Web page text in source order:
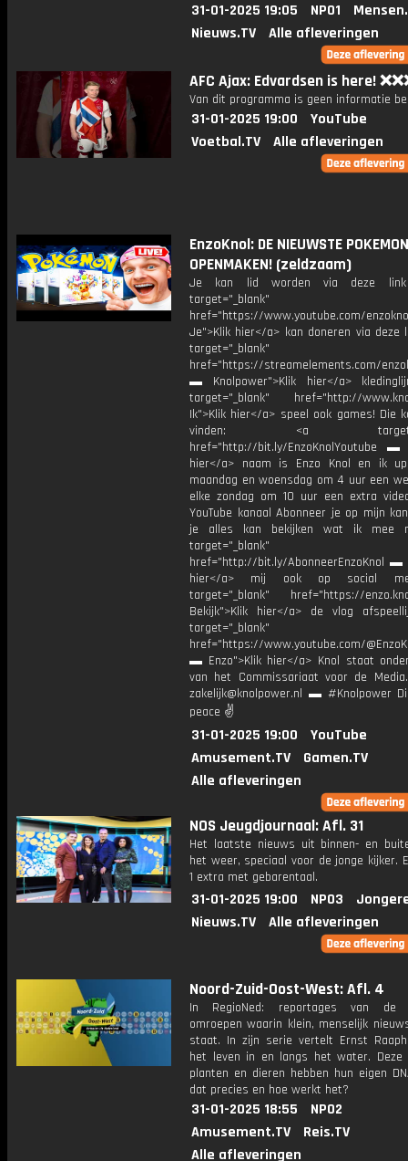
31-01-2025 19:05 NPO1
Nieuws.TV
Alle afleveringen
AFC Ajax: Edvardsen is here!
Van dit programma is geen informatie
31-01-2025 19:00
YouTube
Voetbal.TV
Alle afleveringen
EnzoKnol: DE NIEUWSTE
OPENMAKEN! (zeldzaam)
Je kan lid worden via deze
target="_blank"
href="https://www.youtube.com/
Je">Klik hier</a> kan doneren via
target="_blank"
href="https://streamelements.com/
▬ Knolpower">Klik hier</a>
target="_blank" href="http://
Ik">Klik hier</a> speel ook games! Die
vinden: <a
href="http://bit.ly/EnzoKnolYoutube ▬
hier</a> naam is Enzo Knol en ik
maandag en woensdag om 4 uur een
elke zondag om 10 uur een extra
YouTube kanaal Abonneer je op mijn
je alles kan bekijken wat ik mee
target="_blank"
href="http://bit.ly/AbonneerEnzoKnol ▬
hier</a> mij ook op social
target="_blank" href="https://
Bekijk">Klik hier</a> de vlog
target="_blank"
href="https://www.youtube.com/
▬ Enzo">Klik hier</a> Knol staat
van het Commissariaat voor de
zakelijk@knolpower.nl ▬ #Knolpower
peace ✌
31-01-2025 19:00
YouTube
Amusement.TV
Gamen.TV
Alle afleveringen
NOS Jeugdjournaal: Afl. 31
Het laatste nieuws uit binnen- en
het weer, speciaal voor de jonge kijker.
1 extra met gebarentaal.
31-01-2025 19:00 NPO3
Nieuws.TV
Alle afleveringen
Noord-Zuid-Oost-West: Afl. 4
In RegioNed: reportages van de
omroepen waarin klein, menselijk
staat. In zijn serie vertelt Ernst
het leven in en langs het water. Deze
planten en dieren hebben hun eigen
dat precies en hoe werkt het?
31-01-2025 18:55
NPO2
Amusement.TV
Reis.TV
Alle afleveringen